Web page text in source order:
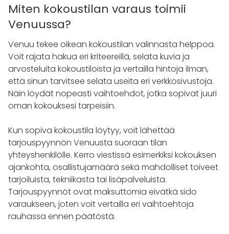
Miten kokoustilan varaus toimii
Venuussa?
Venuu tekee oikean kokoustilan valinnasta helppoa.
Voit rajata hakua eri kriteereillä, selata kuvia ja
arvosteluita kokoustiloista ja vertailla hintoja ilman,
että sinun tarvitsee selata useita eri verkkosivustoja.
Näin löydät nopeasti vaihtoehdot, jotka sopivat juuri
oman kokouksesi tarpeisiin.
Kun sopiva kokoustila löytyy, voit lähettää
tarjouspyynnön Venuusta suoraan tilan
yhteyshenkilölle. Kerro viestissä esimerkiksi kokouksen
ajankohta, osallistujamäärä sekä mahdolliset toiveet
tarjoiluista, tekniikasta tai lisäpalveluista.
Tarjouspyynnöt ovat maksuttomia eivätkä sido
varaukseen, joten voit vertailla eri vaihtoehtoja
rauhassa ennen päätöstä.